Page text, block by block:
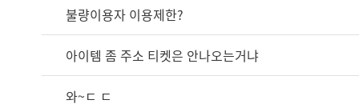
불량이용자 이용제한?
아이템 좀 주소 티켓은 안나오는거냐
와~ㄷ ㄷ